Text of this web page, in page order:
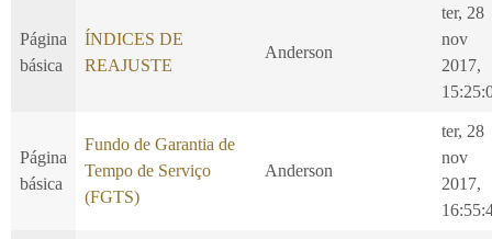
Página
básica
ÍNDICES DE
REAJUSTE
Anderson
ter, 28
nov
2017,
Página
básica
Fundo de Garantia de
Tempo de Serviço
(FGTS)
Anderson
ter, 28
nov
2017,